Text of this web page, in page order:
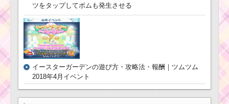
ツをタップしてボムも発生させる
イースターガーデンの遊び方・攻略法・報酬｜ツムツム
2018年4月イベント